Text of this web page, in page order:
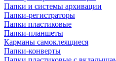
Папки и системы архивации
Папки-регистраторы
Папки пластиковые
Папки-планшеты
Карманы самоклеящиеся
Папки-конверты